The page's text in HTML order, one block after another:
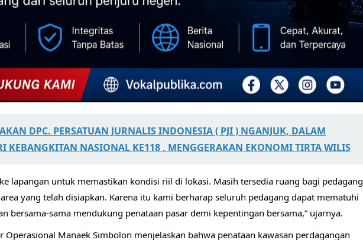
DPC. PERSATUAN JURNALIS INDONESIA ( PJI ) NGANJUK, DALAM
KEBANGKITAN NASIONAL KE118 , MENGGERAKAN EKONOMI TIRTA WILIS
lapangan untuk memastikan kondisi riil di lokasi. Masih tersedia ruang bagi pedagang
yang telah disiapkan. Karena itu kami berharap seluruh pedagang dapat mematuhi
bersama-sama mendukung penataan pasar demi kepentingan bersama,” ujarnya.
Operasional Manaek Simbolon menjelaskan bahwa penataan kawasan perdagangan